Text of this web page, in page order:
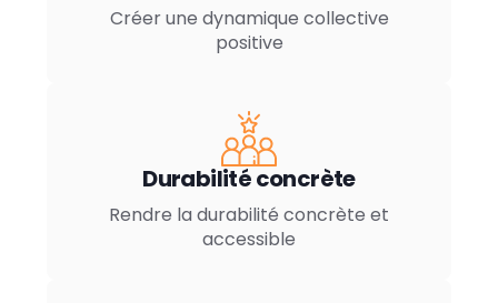
Créer une dynamique collective
positive
Durabilité concrète
Rendre la durabilité concrète et
accessible